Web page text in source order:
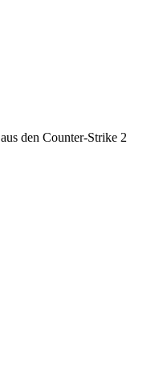
den Counter-Strike 2